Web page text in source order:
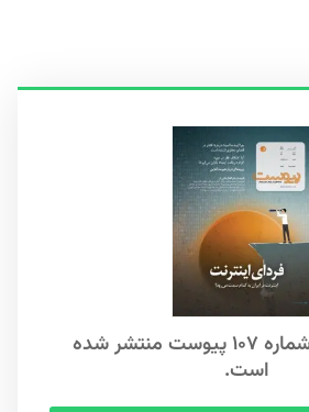
این مطلب در شماره ۱۰۷ پیوست منتشر شده
است.